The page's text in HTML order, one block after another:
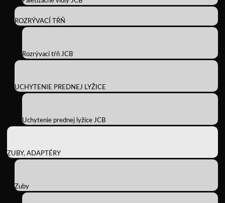
ROZRÝVACÍ TŔŇ
Rozrývací tŕň JCB
UCHYTENIE PREDNEJ LYŽICE
Uchytenie prednej lyžice JCB
ZUBY, ADAPTÉRY
Zuby